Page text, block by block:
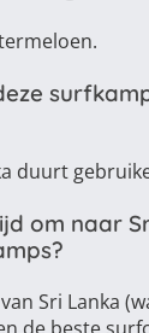
duurt
om naar
Sri Lanka